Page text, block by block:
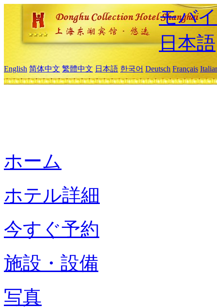
モバ
日本語
English 简体中文 繁體中文 日本語 한국어 Deutsch Français
ホーム
ホテル詳細
今すぐ予約
施設・設備
写真